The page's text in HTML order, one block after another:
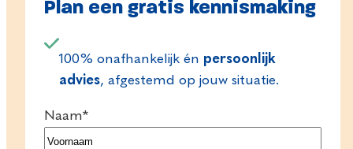
Plan een gratis kennismaking
100% onafhankelijk én persoonlijk
advies, afgestemd op jouw situatie.
Naam*